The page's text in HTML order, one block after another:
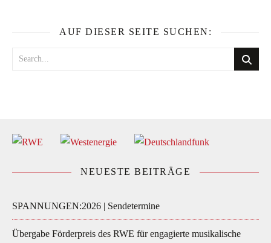
AUF DIESER SEITE SUCHEN:
NEUESTE BEITRÄGE
SPANNUNGEN:2026 | Sendetermine
Übergabe Förderpreis des RWE für engagierte musikalische